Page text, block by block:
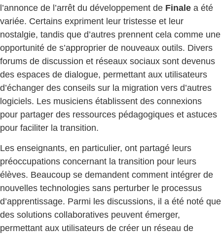
l’annonce de l’arrêt du développement de Finale a été
variée. Certains expriment leur tristesse et leur
nostalgie, tandis que d’autres prennent cela comme une
opportunité de s’approprier de nouveaux outils. Divers
forums de discussion et réseaux sociaux sont devenus
des espaces de dialogue, permettant aux utilisateurs
d’échanger des conseils sur la migration vers d’autres
logiciels. Les musiciens établissent des connexions
pour partager des ressources pédagogiques et astuces
pour faciliter la transition.
Les enseignants, en particulier, ont partagé leurs
préoccupations concernant la transition pour leurs
élèves. Beaucoup se demandent comment intégrer de
nouvelles technologies sans perturber le processus
d’apprentissage. Parmi les discussions, il a été noté que
des solutions collaboratives peuvent émerger,
permettant aux utilisateurs de créer un réseau de